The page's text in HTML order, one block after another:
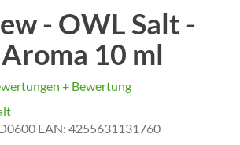
- OWL Salt -
10 ml
+ Bewertung
EAN:4255631131760